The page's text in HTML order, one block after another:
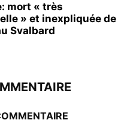
mort « très
» et inexpliquée de
Svalbard